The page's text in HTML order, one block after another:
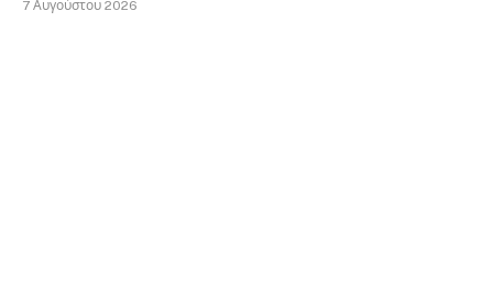
7 Αυγούστου 2026